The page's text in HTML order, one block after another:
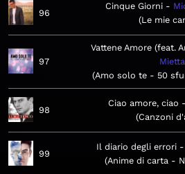
96
Cinque Giorni
Le mie
97
Vattene Amore (feat.
Mietta
Amo solo te - 50
98
Ciao amore, ciao
Canzoni
99
Il diario degli errori
Anime di carta -